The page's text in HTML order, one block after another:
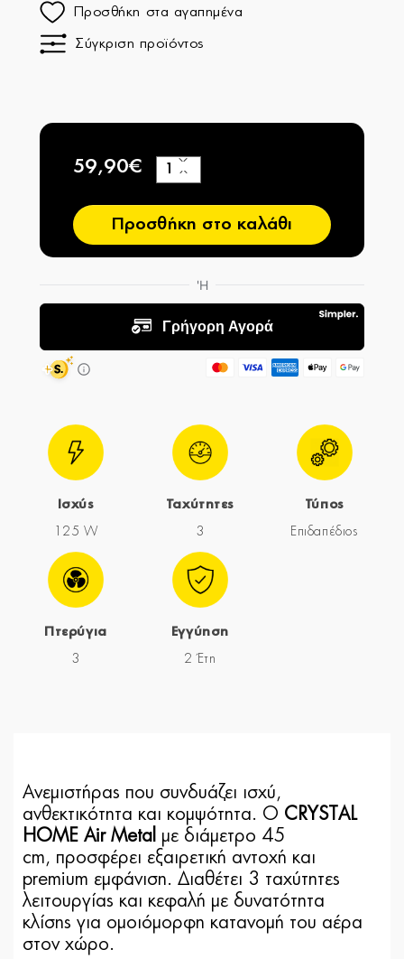
Προσθήκη στα αγαπημένα
Σύγκριση προϊόντος
59,90€
−
+
Προσθήκη στο καλάθι
Ισχύς
125 W
Ταχύτητες
3
Τύπος
Επιδαπέδιος
Πτερύγια
3
Εγγύηση
2 Έτη
Ανεμιστήρας που συνδυάζει ισχύ,
ανθεκτικότητα και κομψότητα. Ο CRYSTAL
HOME Air Metal με διάμετρο 45
cm, προσφέρει εξαιρετική αντοχή και
premium εμφάνιση. Διαθέτει 3 ταχύτητες
λειτουργίας και κεφαλή με δυνατότητα
κλίσης για ομοιόμορφη κατανομή του αέρα
στον χώρο.